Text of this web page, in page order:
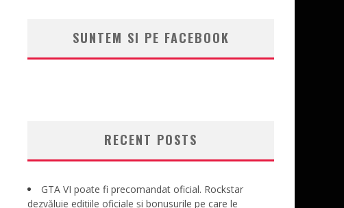
SUNTEM SI PE FACEBOOK
RECENT POSTS
GTA VI poate fi precomandat oficial. Rockstar
dezvăluie edițiile oficiale și bonusurile pe care le